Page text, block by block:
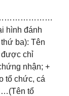
đánh
ba): Tên
được chỉ
nhận; +
tổ chức, cá
tổ